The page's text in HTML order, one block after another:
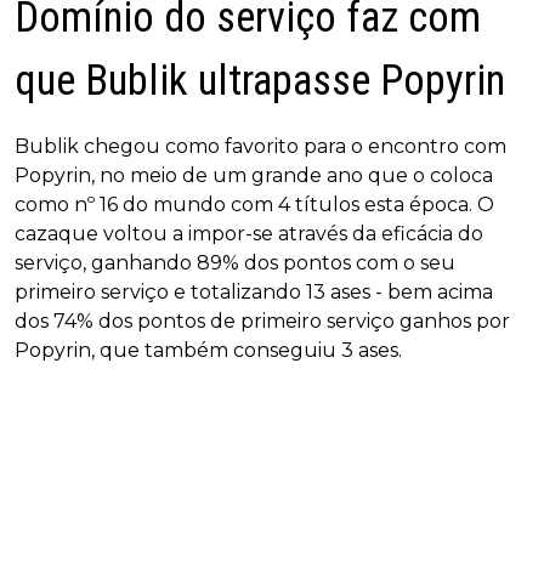
Domínio do serviço faz com
que Bublik ultrapasse Popyrin
Bublik chegou como favorito para o encontro com
Popyrin, no meio de um grande ano que o coloca
como nº 16 do mundo com 4 títulos esta época. O
cazaque voltou a impor-se através da eficácia do
serviço, ganhando 89% dos pontos com o seu
primeiro serviço e totalizando 13 ases - bem acima
dos 74% dos pontos de primeiro serviço ganhos por
Popyrin, que também conseguiu 3 ases.